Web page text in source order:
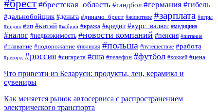
#брест #брестская_область #гандбол #германия #гибель
#дальнобойщик #деньга #динамо_брест #животное #зарплата #игры
#индия #ип #китай #кобрин #кража #кредит #курс_валют #медицина
#налог #недвижимость #новости компаний #пенсия #питание
#плавание #подорожание #полиция #польша #путешествие #работа
#рекорд #россия #сигарета #сша #телефон #футбол #хоккей #цена
Что привезти из Беларуси: продукты, лен, керамика и
сувениры
Как меняется рынок автосервиса с распространением
электрического транспорта